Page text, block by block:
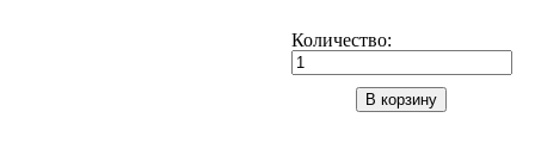
Количество:
В корзину